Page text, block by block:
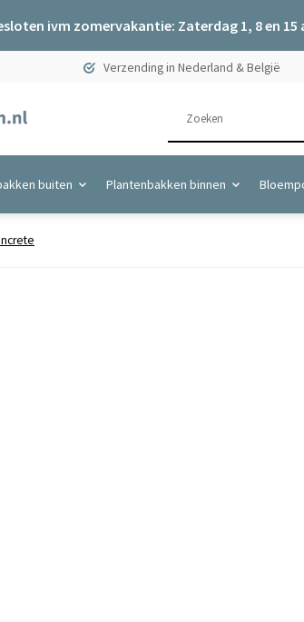
ivm zomervakantie: Zaterdag 1, 8 en 15
Verzending in Nederland & België
buiten Plantenbakken binnen